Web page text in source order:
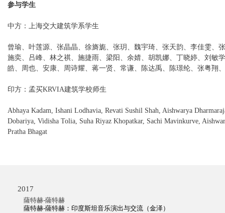
参与学生
中方：上海交大建筑学系学生
曾瑜、叶莲源、张晶晶、徐旖旎、张玥、魏宇琦、张天韵、李佳雯、
施奕、吕峰、林之祺、施捷雨、梁阳、余婧、胡凯娜、丁晓婷、刘敏
皓、周也、安康、周诗耀、蒋一贤、常谦、陈达禹、陈璟纶、张粤翔
印方：孟买KRVIA建筑学校师生
Abhaya Kadam, Ishani Lodhavia, Revati Sushil Shah, Aishwarya
Dobariya, Vidisha Tolia, Suha Riyaz Khopatkar, Sachi Mavinkurve,
Pratha Bhagat
2017
薩特赫-薩特赫
薩特赫-薩特赫：印度斯坦音乐演出与交流（金泽）